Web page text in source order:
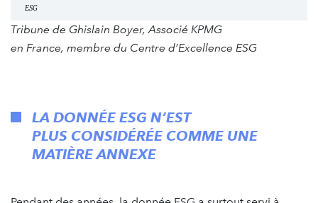
ESG
Tribune de Ghislain Boyer, Associé KPMG
en France, membre du Centre d’Excellence ESG
LA DONNÉE ESG N’EST
PLUS CONSIDÉRÉE COMME UNE
MATIÈRE ANNEXE